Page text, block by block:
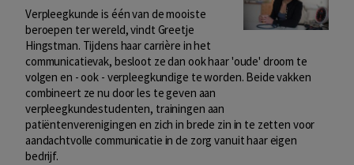
Verpleegkunde is één van de mooiste
beroepen ter wereld, vindt Greetje
Hingstman. Tijdens haar carrière in het
communicatievak, besloot ze dan ook haar 'oude' droom te
volgen en - ook - verpleegkundige te worden. Beide vakken
combineert ze nu door les te geven aan
verpleegkundestudenten, trainingen aan
patiëntenverenigingen en zich in brede zin in te zetten voor
aandachtvolle communicatie in de zorg vanuit haar eigen
bedrijf.